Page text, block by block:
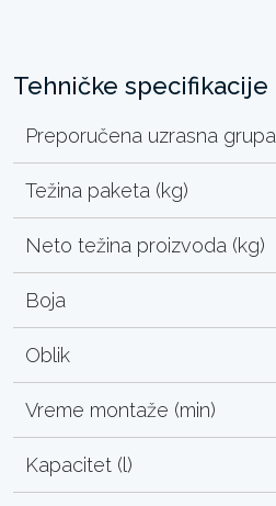
Tehničke specifikacije
Preporučena uzrasna grupa
Težina paketa (kg)
Neto težina proizvoda (kg)
Boja
Oblik
Vreme montaže (min)
Kapacitet (l)